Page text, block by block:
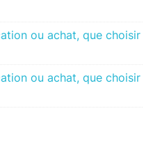
ou achat, que choisir
ou achat, que choisir